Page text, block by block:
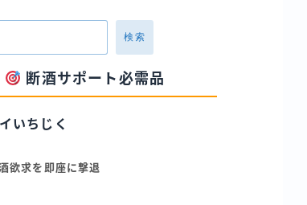
検索
断酒サポート必需品
いちじく
欲求を即座に撃退